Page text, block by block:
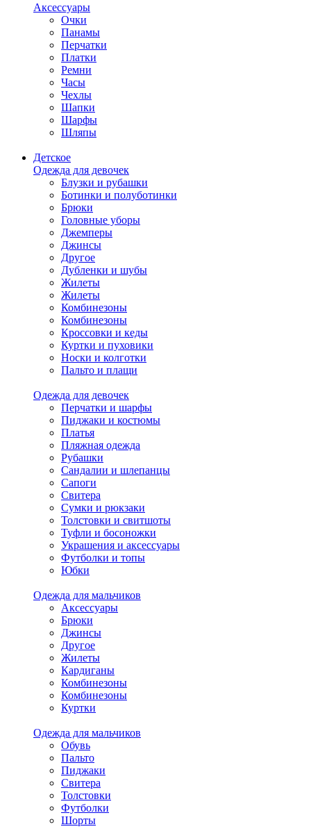
Аксессуары
Очки
Панамы
Перчатки
Платки
Ремни
Часы
Чехлы
Шапки
Шарфы
Шляпы
Детское
Одежда для девочек
Блузки и рубашки
Ботинки и полуботинки
Брюки
Головные уборы
Джемперы
Джинсы
Другое
Дубленки и шубы
Жилеты
Жилеты
Комбинезоны
Комбинезоны
Кроссовки и кеды
Куртки и пуховики
Носки и колготки
Пальто и плащи
Одежда для девочек
Перчатки и шарфы
Пиджаки и костюмы
Платья
Пляжная одежда
Рубашки
Сандалии и шлепанцы
Сапоги
Свитера
Сумки и рюкзаки
Толстовки и свитшоты
Туфли и босоножки
Украшения и аксессуары
Футболки и топы
Юбки
Одежда для мальчиков
Аксессуары
Брюки
Джинсы
Другое
Жилеты
Кардиганы
Комбинезоны
Комбинезоны
Куртки
Одежда для мальчиков
Обувь
Пальто
Пиджаки
Свитера
Толстовки
Футболки
Шорты